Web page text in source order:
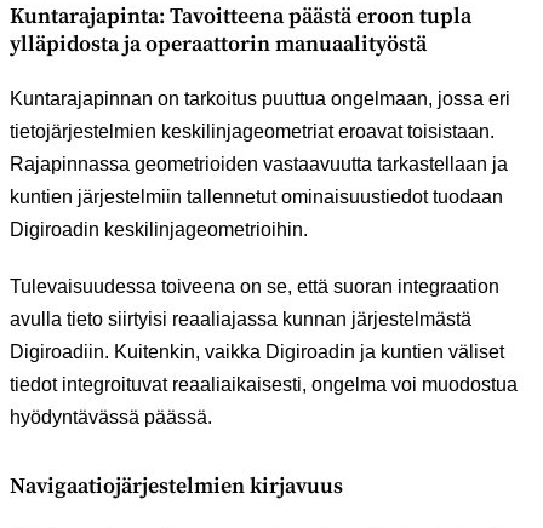
Kuntarajapinta: Tavoitteena päästä eroon tupla
ylläpidosta ja operaattorin manuaalityöstä
Kuntarajapinnan on tarkoitus puuttua ongelmaan, jossa eri
tietojärjestelmien keskilinjageometriat eroavat toisistaan.
Rajapinnassa geometrioiden vastaavuutta tarkastellaan ja
kuntien järjestelmiin tallennetut ominaisuustiedot tuodaan
Digiroadin keskilinjageometrioihin.
Tulevaisuudessa toiveena on se, että suoran integraation
avulla tieto siirtyisi reaaliajassa kunnan järjestelmästä
Digiroadiin. Kuitenkin, vaikka Digiroadin ja kuntien väliset
tiedot integroituvat reaaliaikaisesti, ongelma voi muodostua
hyödyntävässä päässä.
Navigaatiojärjestelmien kirjavuus